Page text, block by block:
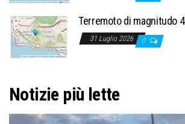
Terremoto di magnitudo
31 Luglio 2026 0
Notizie più lette